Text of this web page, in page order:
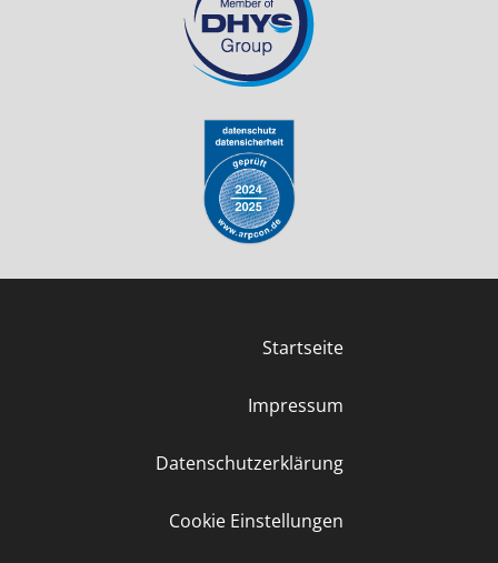
Startseite
Impressum
Datenschutzerklärung
Cookie Einstellungen